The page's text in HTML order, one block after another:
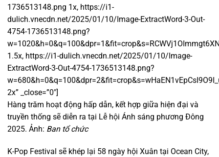
1736513148.png 1x, https://i1-
dulich.vnecdn.net/2025/01/10/Image-ExtractWord-3-Out-
4754-1736513148.png?
1.5x, https://i1-dulich.vnecdn.net/2025/01/10/Image-
ExtractWord-3-Out-4754-1736513148.png?
2x” _close=”0″]
Hàng trăm hoạt động hấp dẫn, kết hợp giữa hiện đại và
truyền thống sẽ diễn ra tại Lễ hội Ánh sáng phương Đông
2025. Ảnh: Ban tổ chức
K-Pop Festival sẽ khép lại 58 ngày hội Xuân tại Ocean City,